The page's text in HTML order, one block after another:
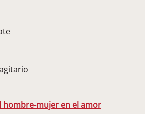
hombre-mujer en el amor